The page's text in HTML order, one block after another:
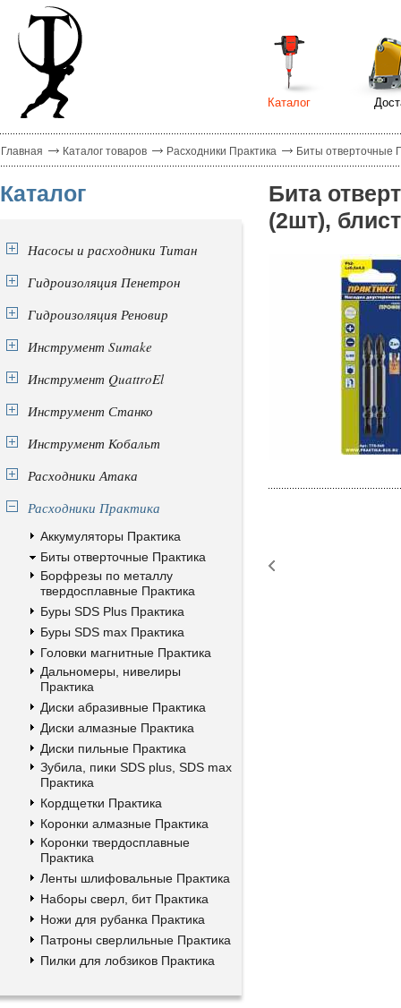
Каталог
Главная Каталог товаров Расходники Практика Биты отверточные
Каталог
Насосы и расходники Титан
Гидроизоляция Пенетрон
Гидроизоляция Реновир
Инструмент Sumake
Инструмент QuattroEl
Инструмент Станко
Инструмент Кобальт
Расходники Атака
Расходники Практика
Аккумуляторы Практика
Биты отверточные Практика
Борфрезы по металлу
твердосплавные Практика
Буры SDS Plus Практика
Буры SDS max Практика
Головки магнитные Практика
Дальномеры, нивелиры
Практика
Диски абразивные Практика
Диски алмазные Практика
Диски пильные Практика
Зубила, пики SDS plus, SDS max
Практика
Кордщетки Практика
Коронки алмазные Практика
Коронки твердосплавные
Практика
Ленты шлифовальные Практика
Наборы сверл, бит Практика
Ножи для рубанка Практика
Патроны сверлильные Практика
Пилки для лобзиков Практика
Бита
(2шт),